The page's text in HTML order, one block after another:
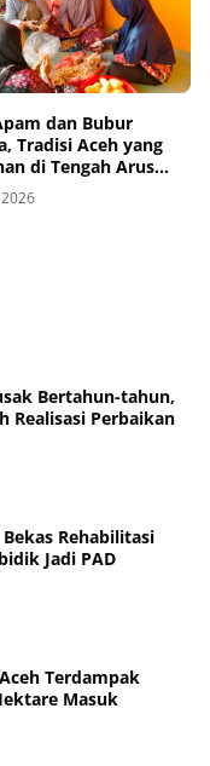
dan Bubur
Tradisi Aceh yang
di Tengah Arus
2026
Bertahun-tahun,
Realisasi Perbaikan
Rehabilitasi
Jadi PAD
Terdampak
Masuk